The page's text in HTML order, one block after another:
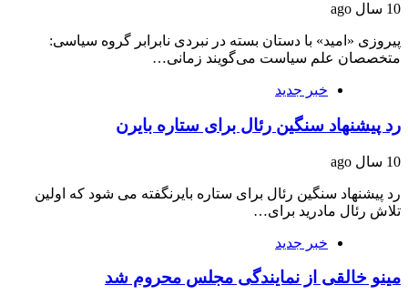
10 سال ago
پیروزی «امید» با دستان بسته در نبردی نابرابر گروه سیاسی:
متخصصان علم سیاست می‌گویند زمانی…
خبر جدید
رد پیشنهاد سنگین رئال برای ستاره بایرن
10 سال ago
رد پیشنهاد سنگین رئال برای ستاره بایرنگفته می شود که اولین
تلاش رئال مادرید برای…
خبر جدید
مینو خالقی از نمایندگی مجلس محروم شد